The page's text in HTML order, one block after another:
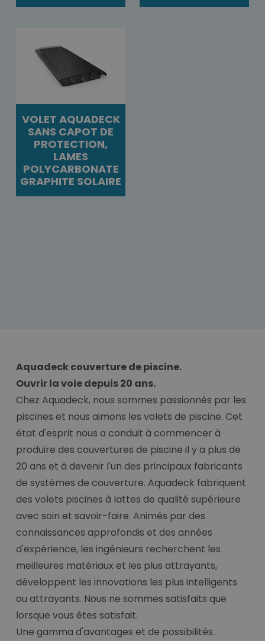
VOLET AQUADECK
SANS CAPOT DE
PROTECTION,
LAMES
POLYCARBONATE
GRAPHITE SOLAIRE
Aquadeck couverture de piscine.
Ouvrir la voie depuis 20 ans.
Chez Aquadeck, nous sommes passionnés par les
piscines et nous aimons les volets de piscine. Cet
état d'esprit nous a conduit à commencer à
produire des couvertures de piscine il y a plus de
20 ans et à devenir l'un des principaux fabricants
de systèmes de couverture. Aquadeck fabriquent
des volets piscines à lattes de qualité supérieure
avec soin et savoir-faire. Animés par des
connaissances approfondis et des années
d'expérience, les ingénieurs recherchent les
meilleures matériaux et les plus attrayants,
développent les innovations les plus intelligents
ou attrayants. Nous ne sommes satisfaits que
lorsque vous êtes satisfait.
Une gamma d'avantages et de possibilités.